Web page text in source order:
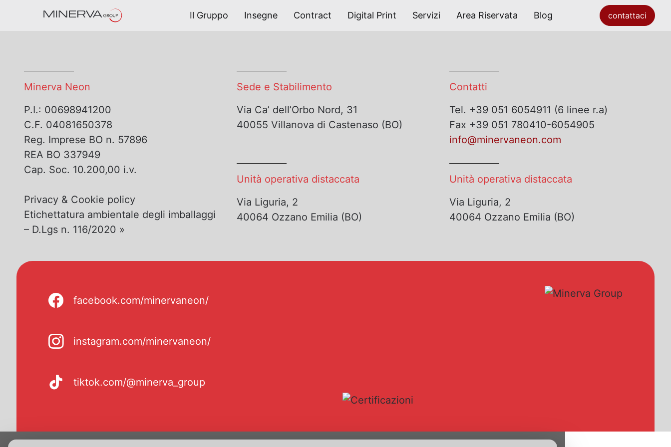
Navigazione
Salta al contenuto Il Gruppo Insegne Contract Digital Print Servizi Area Riservata Blog contattaci
Minerva Neon
P.I.: 00698941200
C.F. 04081650378
Reg. Imprese BO n. 57896
REA BO 337949
Cap. Soc. 10.200,00 i.v.
Privacy & Cookie policy
Etichettatura ambientale degli imballaggi
– D.Lgs n. 116/2020 »
Sede e Stabilimento
Via Ca’ dell’Orbo Nord, 31
40055 Villanova di Castenaso (BO)
Contatti
Tel. +39 051 6054911 (6 linee r.a)
Fax +39 051 780410-6054905
info@minervaneon.com
Unità operativa distaccata
Via Liguria, 2
40064 Ozzano Emilia (BO)
Unità operativa distaccata
Via Liguria, 2
40064 Ozzano Emilia (BO)
facebook.com/minervaneon/
instagram.com/minervaneon/
tiktok.com/@minerva_group